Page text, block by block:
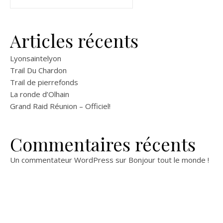
Articles récents
Lyonsaintelyon
Trail Du Chardon
Trail de pierrefonds
La ronde d’Olhain
Grand Raid Réunion – Officiel!
Commentaires récents
Un commentateur WordPress sur Bonjour tout le monde !